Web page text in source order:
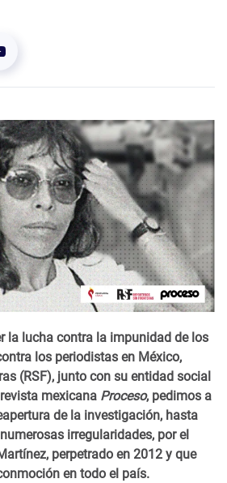
la lucha contra la impunidad de los
los periodistas en México,
(RSF), junto con su entidad social
mexicana Proceso, pedimos a
de la investigación, hasta
irregularidades, por el
perpetrado en 2012 y que
en todo el país.